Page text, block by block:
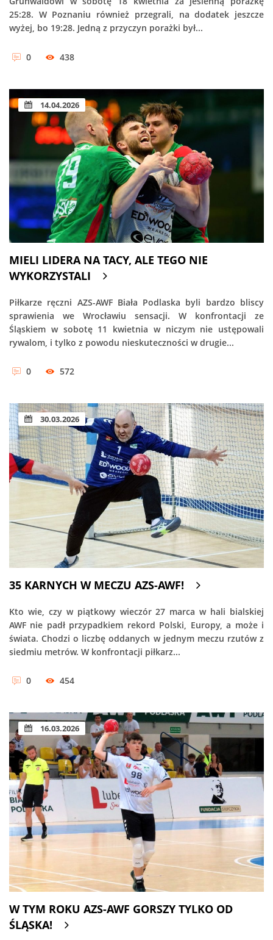
25:28. W Poznaniu również przegrali, na dodatek jeszcze
wyżej, bo 19:28. Jedną z przyczyn porażki był...
0 438
14.04.2026
MIELI LIDERA NA TACY, ALE TEGO NIE
WYKORZYSTALI
Piłkarze ręczni AZS-AWF Biała Podlaska byli bardzo bliscy
sprawienia we Wrocławiu sensacji. W konfrontacji ze
Śląskiem w sobotę 11 kwietnia w niczym nie ustępowali
rywalom, i tylko z powodu nieskuteczności w drugie...
0 572
30.03.2026
35 KARNYCH W MECZU AZS-AWF!
Kto wie, czy w piątkowy wieczór 27 marca w hali bialskiej
AWF nie padł przypadkiem rekord Polski, Europy, a może i
świata. Chodzi o liczbę oddanych w jednym meczu rzutów z
siedmiu metrów. W konfrontacji piłkarz...
0 454
16.03.2026
W TYM ROKU AZS-AWF GORSZY TYLKO OD
ŚLĄSKA!